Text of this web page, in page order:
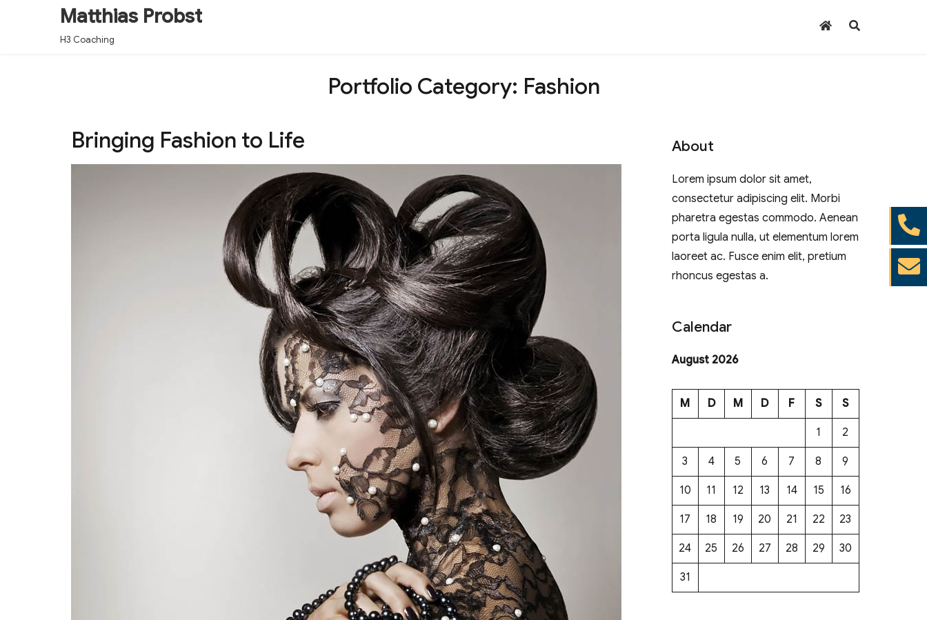
Matthias Probst
H3 Coaching
Portfolio Category: Fashion
Bringing Fashion to Life
About
Lorem ipsum dolor sit amet,
consectetur adipiscing elit. Morbi
pharetra egestas commodo. Aenean
porta ligula nulla, ut elementum lorem
laoreet ac. Fusce enim elit, pretium
rhoncus egestas a.
Calendar
August 2026
M D M D F S S
1 2
3 4 5 6 7 8 9
10 11 12 13 14 15 16
17 18 19 20 21 22 23
24 25 26 27 28 29 30
31